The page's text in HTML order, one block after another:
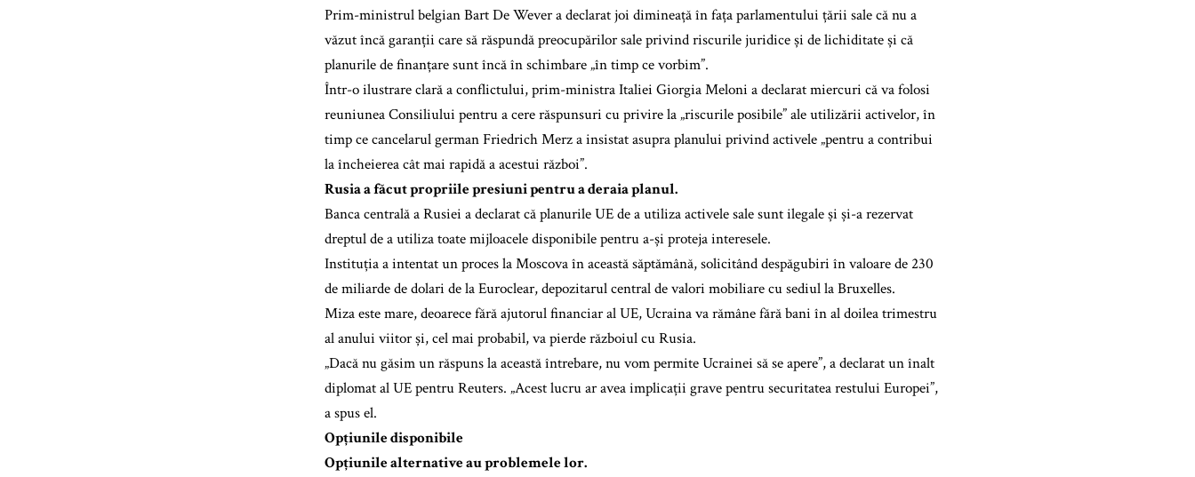
Prim-ministrul belgian Bart De Wever a declarat joi dimineață în fața parlamentului țării sale că nu a
văzut încă garanții care să răspundă preocupărilor sale privind riscurile juridice și de lichiditate și că
planurile de finanțare sunt încă în schimbare „în timp ce vorbim”.
Într-o ilustrare clară a conflictului, prim-ministra Italiei Giorgia Meloni a declarat miercuri că va folosi
reuniunea Consiliului pentru a cere răspunsuri cu privire la „riscurile posibile” ale utilizării activelor, în
timp ce cancelarul german Friedrich Merz a insistat asupra planului privind activele „pentru a contribui
la încheierea cât mai rapidă a acestui război”.
Rusia a făcut propriile presiuni pentru a deraia planul.
Banca centrală a Rusiei a declarat că planurile UE de a utiliza activele sale sunt ilegale și și-a rezervat
dreptul de a utiliza toate mijloacele disponibile pentru a-și proteja interesele.
Instituția a intentat un proces la Moscova în această săptămână, solicitând despăgubiri în valoare de 230
de miliarde de dolari de la Euroclear, depozitarul central de valori mobiliare cu sediul la Bruxelles.
Miza este mare, deoarece fără ajutorul financiar al UE, Ucraina va rămâne fără bani în al doilea trimestru
al anului viitor și, cel mai probabil, va pierde războiul cu Rusia.
„Dacă nu găsim un răspuns la această întrebare, nu vom permite Ucrainei să se apere”, a declarat un înalt
diplomat al UE pentru Reuters. „Acest lucru ar avea implicații grave pentru securitatea restului Europei”,
a spus el.
Opțiunile disponibile
Opțiunile alternative au problemele lor.